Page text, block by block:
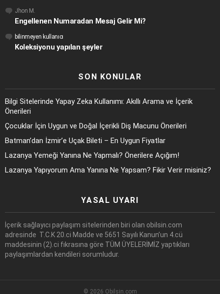
Jhon M.
Engellenen Numaradan Mesaj Gelir Mi?
bilinmeyen kullanıcı
Koleksiyonu yapılan şeyler
SON KONULAR
Bilgi Sitelerinde Yapay Zeka Kullanımı: Akıllı Arama ve İçerik
Önerileri
Çocuklar İçin Uygun ve Doğal İçerikli Diş Macunu Önerileri
Batman’dan İzmir’e Uçak Bileti – En Uygun Fiyatlar
Lazanya Yemeği Yanına Ne Yapmalı? Önerilere Açığım!
Lazanya Yapıyorum Ama Yanına Ne Yapsam? Fikir Verir misiniz?
YASAL UYARI
İçerik sağlayıcı paylaşım sitelerinden biri olan obilsin.com
adresinde T.C.K 20.ci Madde ve 5651 Sayılı Kanun’un 4.cü
maddesinin (2).ci fıkrasına göre TÜM ÜYELERİMİZ yaptıkları
paylaşımlardan kendileri sorumludur.
© 2026 Obilsin.com